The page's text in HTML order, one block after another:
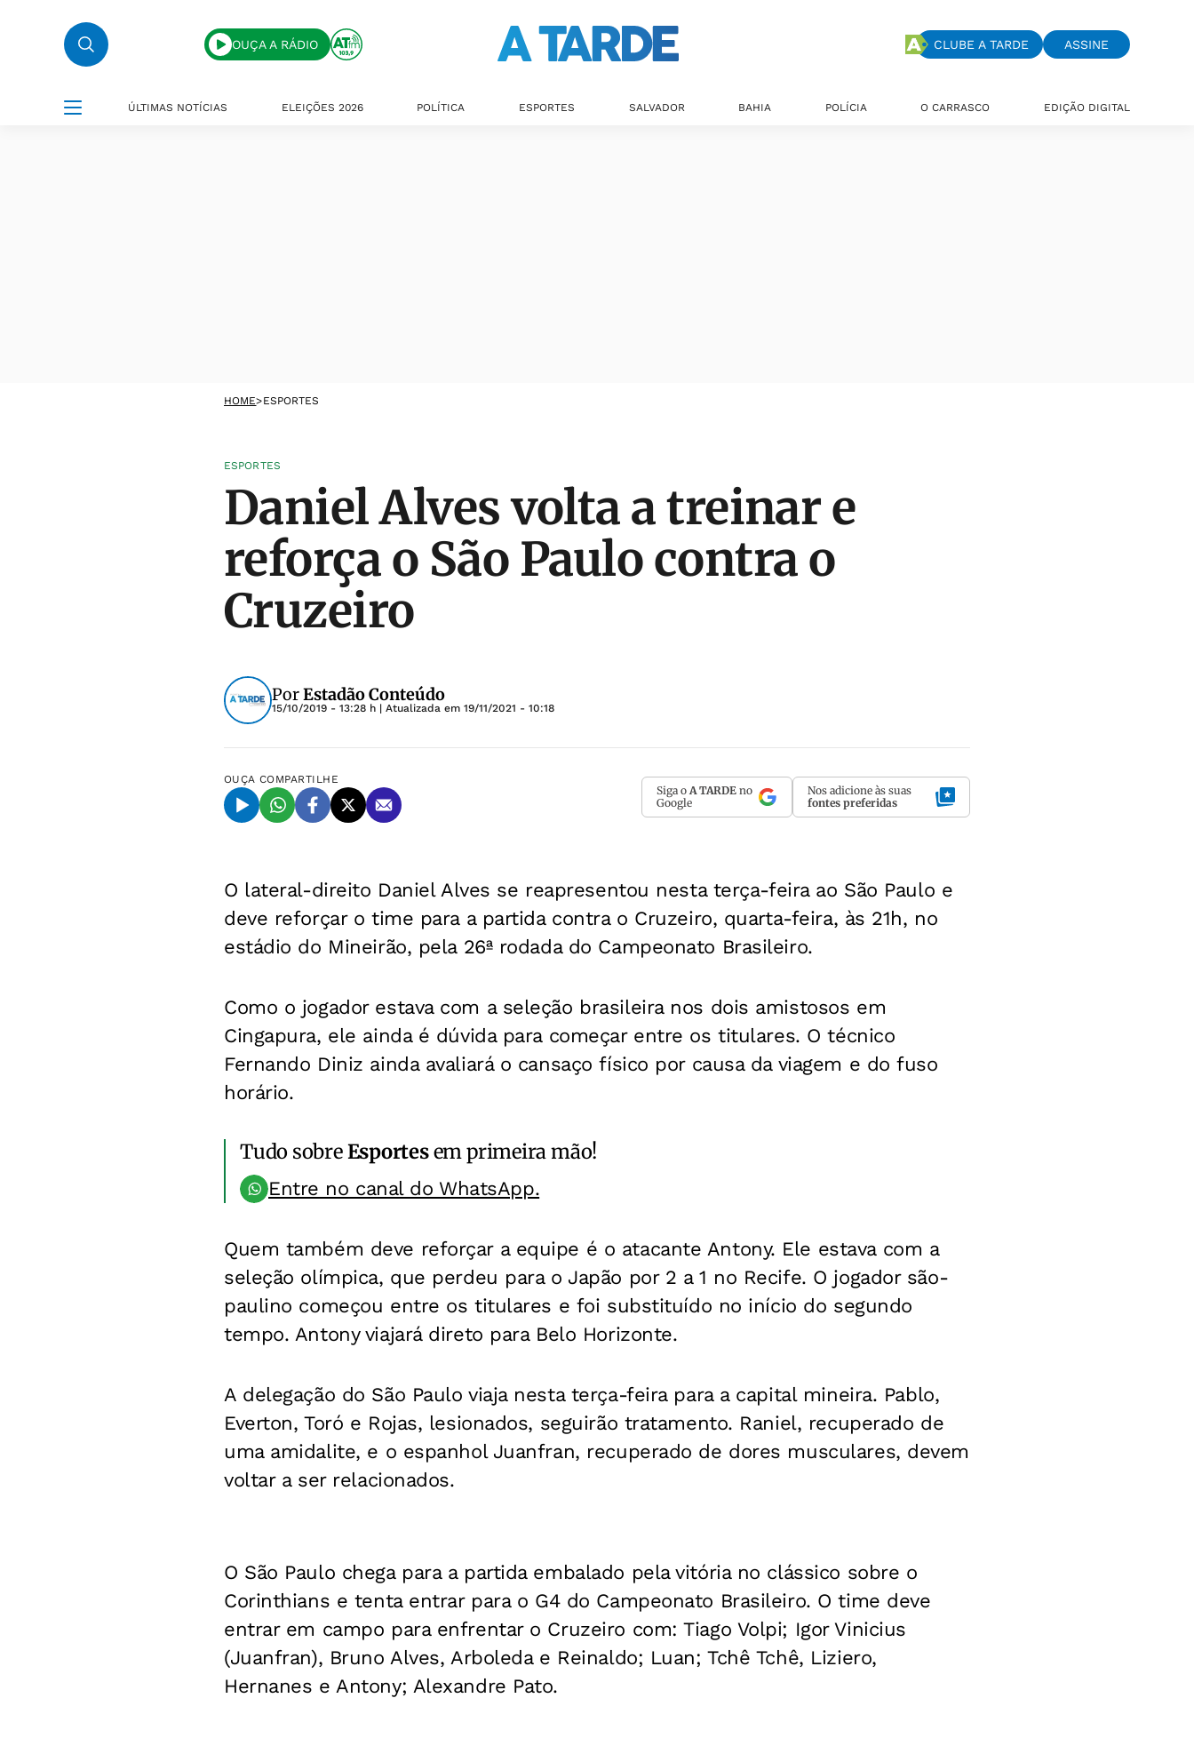
OUÇA A RÁDIO CLUBE A TARDE ASSINE
ÚLTIMAS NOTÍCIAS ELEIÇÕES 2026 POLÍTICA ESPORTES SALVADOR BAHIA POLÍCIA O CARRASCO EDIÇÃO DIGITAL
HOME>ESPORTES
ESPORTES
Daniel Alves volta a treinar e
reforça o São Paulo contra o
Cruzeiro
PorEstadão Conteúdo
15/10/2019 - 13:28 h | Atualizada em 19/11/2021 - 10:18
OUÇA COMPARTILHE
Siga o A TARDE no
Google
Nos adicione às suas
fontes preferidas
O lateral-direito Daniel Alves se reapresentou nesta terça-feira ao São Paulo e
deve reforçar o time para a partida contra o Cruzeiro, quarta-feira, às 21h, no
estádio do Mineirão, pela 26ª rodada do Campeonato Brasileiro.
Como o jogador estava com a seleção brasileira nos dois amistosos em
Cingapura, ele ainda é dúvida para começar entre os titulares. O técnico
Fernando Diniz ainda avaliará o cansaço físico por causa da viagem e do fuso
horário.
Tudo sobreEsportesem primeira mão!
Entre no canal do WhatsApp.
Quem também deve reforçar a equipe é o atacante Antony. Ele estava com a
seleção olímpica, que perdeu para o Japão por 2 a 1 no Recife. O jogador são-
paulino começou entre os titulares e foi substituído no início do segundo
tempo. Antony viajará direto para Belo Horizonte.
A delegação do São Paulo viaja nesta terça-feira para a capital mineira. Pablo,
Everton, Toró e Rojas, lesionados, seguirão tratamento. Raniel, recuperado de
uma amidalite, e o espanhol Juanfran, recuperado de dores musculares, devem
voltar a ser relacionados.
O São Paulo chega para a partida embalado pela vitória no clássico sobre o
Corinthians e tenta entrar para o G4 do Campeonato Brasileiro. O time deve
entrar em campo para enfrentar o Cruzeiro com: Tiago Volpi; Igor Vinicius
(Juanfran), Bruno Alves, Arboleda e Reinaldo; Luan; Tchê Tchê, Liziero,
Hernanes e Antony; Alexandre Pato.